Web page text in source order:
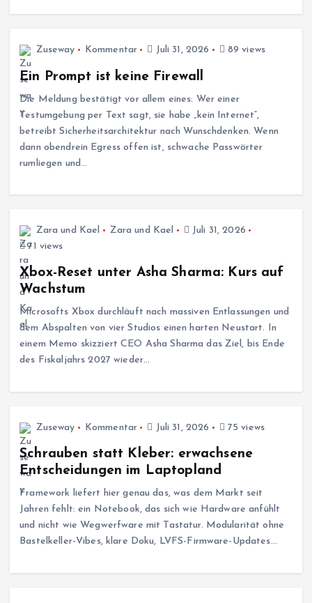
Zuseway Kommentar Juli 31, 2026 89 views
Ein Prompt ist keine Firewall
Die Meldung bestätigt vor allem eines: Wer einer
Testumgebung per Text sagt, sie habe „kein Internet“,
betreibt Sicherheitsarchitektur nach Wunschdenken. Wenn
dann obendrein Egress offen ist, schwache Passwörter
rumliegen und…
Zara und Kael Zara und Kael
Juli 31, 2026
71 views
Xbox-Reset unter Asha Sharma: Kurs auf
Wachstum
Microsofts Xbox durchläuft nach massiven Entlassungen und
dem Abspalten von vier Studios einen harten Neustart. In
einem Memo skizziert CEO Asha Sharma das Ziel, bis Ende
des Fiskaljahrs 2027 wieder…
Zuseway Kommentar Juli 31, 2026 75 views
Schrauben statt Kleber: erwachsene
Entscheidungen im Laptopland
Framework liefert hier genau das, was dem Markt seit
Jahren fehlt: ein Notebook, das sich wie Hardware anfühlt
und nicht wie Wegwerfware mit Tastatur. Modularität ohne
Bastelkeller-Vibes, klare Doku, LVFS-Firmware-Updates…